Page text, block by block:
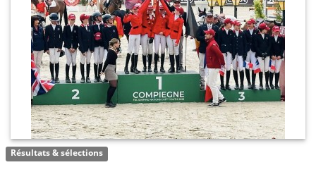
Résultats & sélections